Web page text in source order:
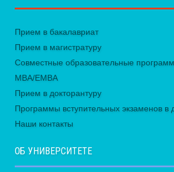
Прием в бакалавриат
Прием в магистратуру
Совместные образовательные
MBA/EMBA
Прием в докторантуру
Программы вступительных экзаменов в
Наши контакты
ОБ УНИВЕРСИТЕТЕ